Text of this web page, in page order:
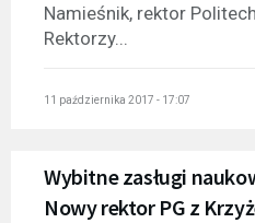
Namieśnik, rektor
Rektorzy...
11 października 2017 - 17:07
Wybitne zasługi
Nowy rektor PG z